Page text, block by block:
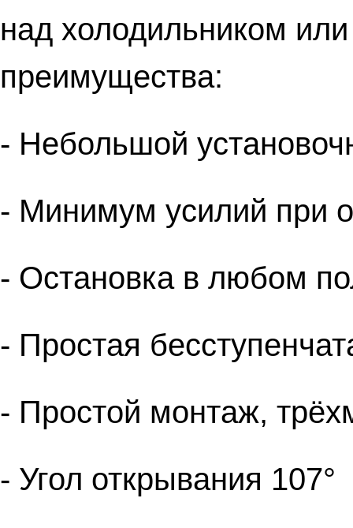
над холодильником
преимущества:
- Небольшой
- Минимум усилий при
- Остановка в любом
- Простая
- Простой монтаж,
- Угол открывания 107°